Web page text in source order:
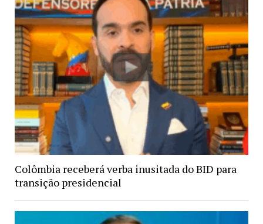
Colômbia receberá verba inusitada do BID para
transição presidencial